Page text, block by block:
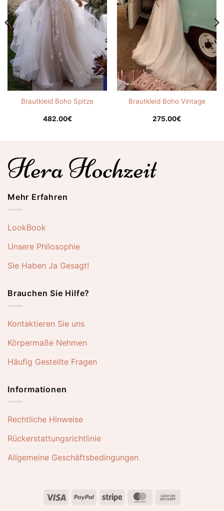
Brautkleid Boho Spitze
482.00€
Brautkleid Boho Vintage
275.00€
Mehr Erfahren
LookBook
Unsere Philosophie
Sie Haben Ja Gesagt!
Brauchen Sie Hilfe?
Kontaktieren Sie uns
Körpermaße Nehmen
Häufig Gestellte Fragen
Informationen
Rechtliche Hinweise
Rückerstattungsrichtlinie
Allgemeine Geschäftsbedingungen
Visa PayPal Stripe MasterCard